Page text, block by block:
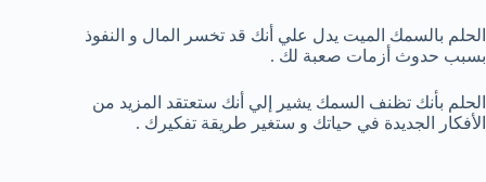
الحلم بالسمك الميت يدل علي أنك قد تخسر المال و النفوذ
بسبب حدوث أزمات صعبة لك .
الحلم بأنك تظنف السمك يشير إلي أنك ستعتقد المزيد من
الأفكار الجديدة في حياتك و ستغير طريقة تفكيرك .